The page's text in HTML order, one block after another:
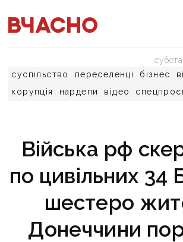
суспільство переселенці бізнес
корупція
нардепи відео
Війська рф
по цивільних
шестеро
Донеччини